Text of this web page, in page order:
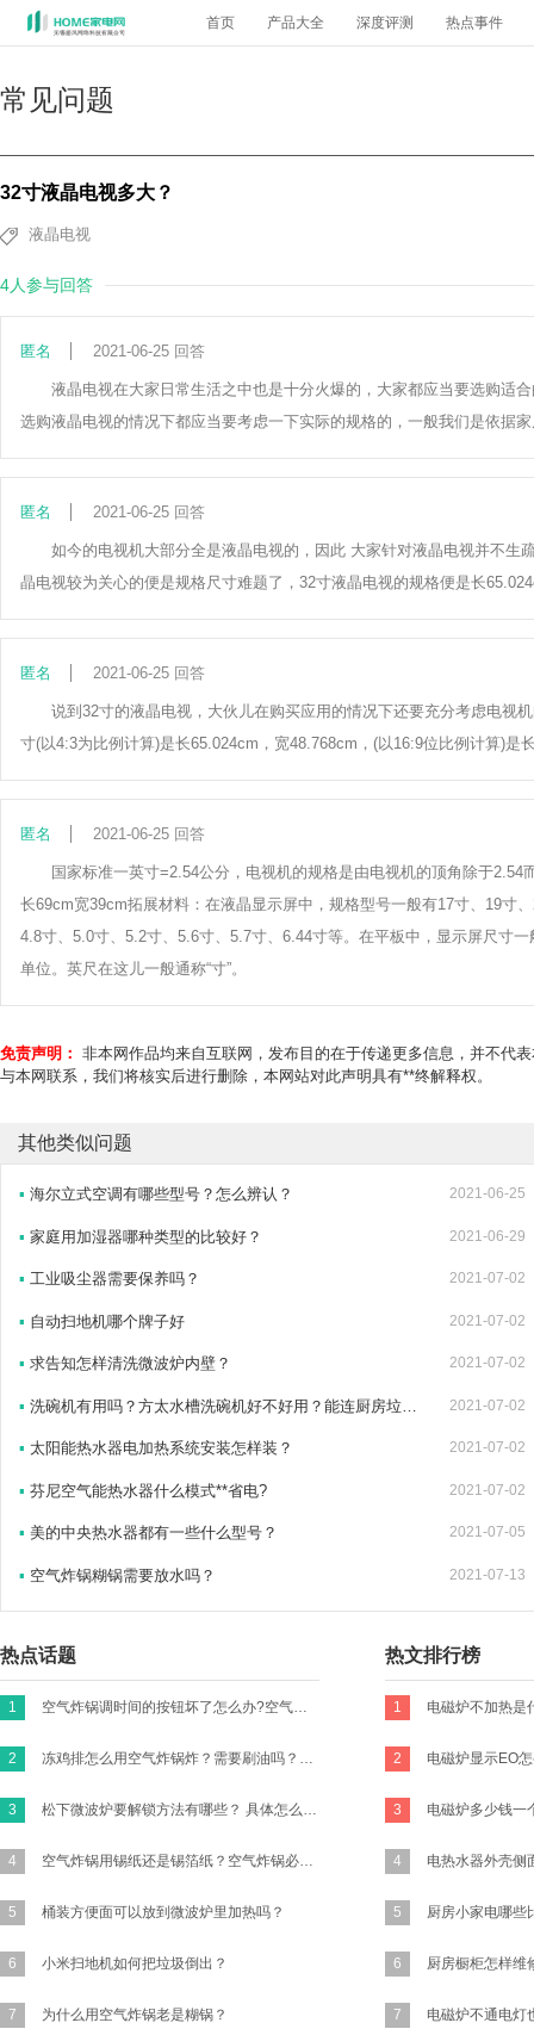
首页 产品大全 深度评测 热点事件
常见问题
32寸液晶电视多大？
液晶电视
4人参与回答
匿名 2021-06-25 回答
液晶电视在大家日常生活之中也是十分火爆的，大家都应当要选购适
选购液晶电视的情况下都应当要考虑一下实际的规格的，一般我们是依据
匿名 2021-06-25 回答
如今的电视机大部分全是液晶电视的，因此 大家针对液晶电视并不
晶电视较为关心的便是规格尺寸难题了，32寸液晶电视的规格便是长
匿名 2021-06-25 回答
说到32寸的液晶电视，大伙儿在购买应用的情况下还要充分考虑电视
寸(以4:3为比例计算)是长65.024cm，宽48.768cm，(以16:9位比例计算)
匿名 2021-06-25 回答
国家标准一英寸=2.54公分，电视机的规格是由电视机的顶角除于
长69cm宽39cm拓展材料：在液晶显示屏中，规格型号一般有17寸、19寸
4.8寸、5.0寸、5.2寸、5.6寸、5.7寸、6.44寸等。在平板中，显示屏尺寸
单位。英尺在这儿一般通称“寸”。
免责声明： 非本网作品均来自互联网，发布目的在于传递更多信息，并不代
与本网联系，我们将核实后进行删除，本网站对此声明具有**终解释权。
其他类似问题
▪ 海尔立式空调有哪些型号？怎么辨认？ 2021-06-25
▪ 家庭用加湿器哪种类型的比较好？ 2021-06-29
▪ 工业吸尘器需要保养吗？ 2021-07-02
▪ 自动扫地机哪个牌子好 2021-07-02
▪ 求告知怎样清洗微波炉内壁？ 2021-07-02
▪ 洗碗机有用吗？方太水槽洗碗机好不好用？能连厨房垃圾处理器吗？ 2021-07-02
▪ 太阳能热水器电加热系统安装怎样装？ 2021-07-02
▪ 芬尼空气能热水器什么模式**省电? 2021-07-02
▪ 美的中央热水器都有一些什么型号？ 2021-07-05
▪ 空气炸锅糊锅需要放水吗？ 2021-07-13
热点话题
1 空气炸锅调时间的按钮坏了怎么办?空气炸锅的时间转扭不归零咋办？
2 冻鸡排怎么用空气炸锅炸？需要刷油吗？怎么做才好吃有味道？买新鲜的鸡胸肉的话怎么做？
3 松下微波炉要解锁方法有哪些？ 具体怎么操作？
4 空气炸锅用锡纸还是锡箔纸？空气炸锅必须要放锡纸吗?
5 桶装方便面可以放到微波炉里加热吗？
6 小米扫地机如何把垃圾倒出？
7 为什么用空气炸锅老是糊锅？
热文排行榜
1 电磁炉不加热是
2
3
4
5
6
7